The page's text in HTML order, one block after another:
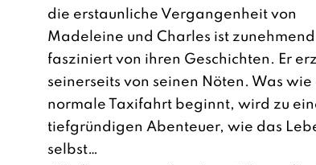
die erstaunliche Vergangenheit von
Madeleine und Charles ist zunehmend
fasziniert von ihren Geschichten. Er
seinerseits von seinen Nöten. Was wie
normale Taxifahrt beginnt, wird zu
tiefgründigen Abenteuer, wie das
selbst…